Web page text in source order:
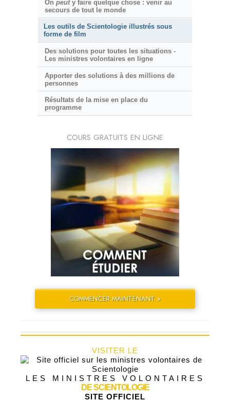
On peuty faire quelque chose : venir au
secours de tout le monde
Les outils de Scientologie illustrés sous
forme de film
Des solutions pour toutes les situations -
Les ministres volontaires en ligne
Apporter des solutions à des millions de
personnes
Résultats de la mise en place du
programme
COURS GRATUITS EN LIGNE
COMMENCER MAINTENANT »
VISITER LE
LES MINISTRES VOLONTAIRES
DE SCIENTOLOGIE
SITE OFFICIEL